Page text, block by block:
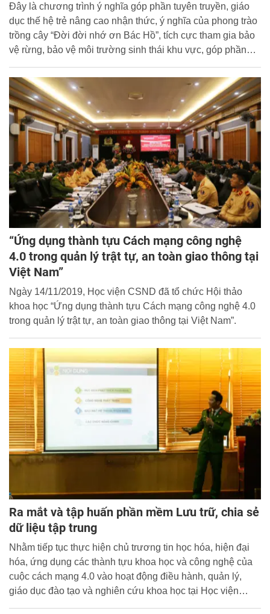
Đây là chương trình ý nghĩa góp phần tuyên truyền, giáo
dục thế hệ trẻ nâng cao nhận thức, ý nghĩa của phong trào
trồng cây “Đời đời nhớ ơn Bác Hồ”, tích cực tham gia bảo
vệ rừng, bảo vệ môi trường sinh thái khu vực, góp phần
Chí Minh tại Đá Chông, Ba Vì, Hà Nội.
“Ứng dụng thành tựu Cách mạng công nghệ
4.0 trong quản lý trật tự, an toàn giao thông tại
Việt Nam”
Ngày 14/11/2019, Học viện CSND đã tổ chức Hội thảo
khoa học “Ứng dụng thành tựu Cách mạng công nghệ 4.0
trong quản lý trật tự, an toàn giao thông tại Việt Nam”.
Ra mắt và tập huấn phần mềm Lưu trữ, chia sẻ
dữ liệu tập trung
Nhằm tiếp tục thực hiện chủ trương tin học hóa, hiện đại
hóa, ứng dụng các thành tựu khoa học và công nghệ của
cuộc cách mạng 4.0 vào hoạt động điều hành, quản lý,
giáo dục đào tạo và nghiên cứu khoa học tại Học viện